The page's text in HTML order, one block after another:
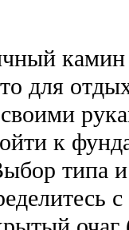
камин
для
к
типа